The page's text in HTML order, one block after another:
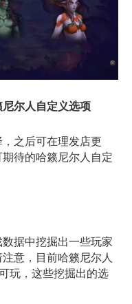
尼尔人自定义选项
之后可在理发店更
待的哈籁尼尔人自定
据中挖掘出一些玩家
意，目前哈籁尼尔人
玩，这些挖掘出的选